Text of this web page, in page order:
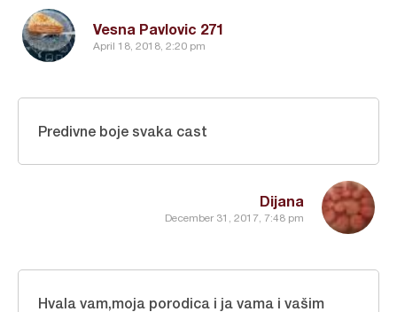
Vesna Pavlovic 271
April 18, 2018, 2:20 pm
Dijana
December 31, 2017, 7:48 pm
Predivne boje svaka cast
Hvala vam,moja porodica i ja vama i vašim